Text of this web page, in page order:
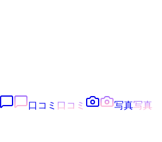
口コミ 口コミ 写真写真